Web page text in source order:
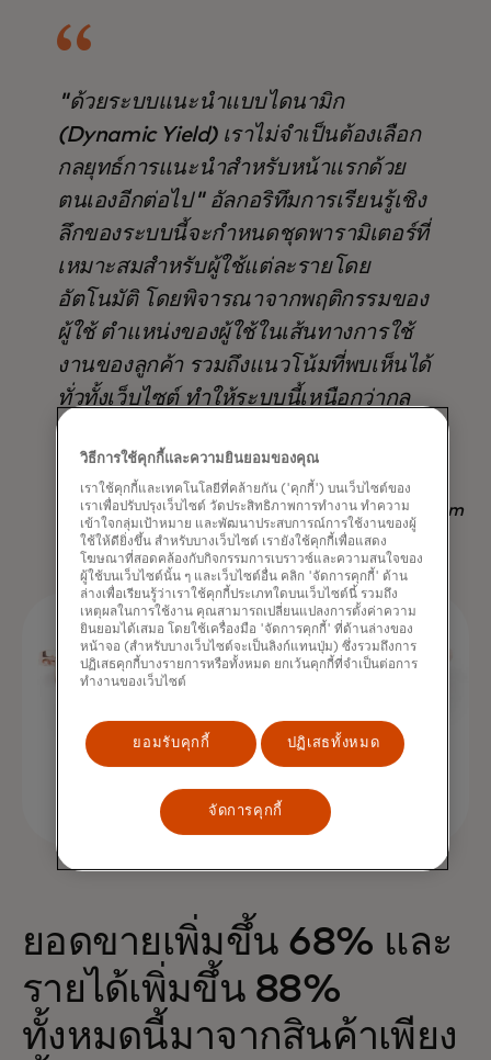
"ด้วยระบบแนะนำแบบไดนามิก
(Dynamic Yield) เราไม่จำเป็นต้องเลือก
กลยุทธ์การแนะนำสำหรับหน้าแรกด้วย
ตนเองอีกต่อไป" อัลกอริทึมการเรียนรู้เชิง
ลึกของระบบนี้จะกำหนดชุดพารามิเตอร์ที่
เหมาะสมสำหรับผู้ใช้แต่ละรายโดย
อัตโนมัติ โดยพิจารณาจากพฤติกรรมของ
ผู้ใช้ ตำแหน่งของผู้ใช้ในเส้นทางการใช้
งานของลูกค้า รวมถึงแนวโน้มที่พบเห็นได้
ทั่วทั้งเว็บไซต์ ทำให้ระบบนี้เหนือกว่ากล
ผลลัพธ์ แต่ยังช่วยประหยัดเวลาอีกด้วย
Nadav Yekutiel, Head of Data, GlassesUSA.com
ยอดขายเพิ่มขึ้น 68% และ
รายได้เพิ่มขึ้น 88%
ทั้งหมดนี้มาจากสินค้าเพียง
วิธีการใช้คุกกี้และความยินยอมของคุณ
เราใช้คุกกี้และเทคโนโลยีที่คล้ายกัน ('คุกกี้') บนเว็บไซต์ของ
เราเพื่อปรับปรุงเว็บไซต์ วัดประสิทธิภาพการทำงาน ทำความ
เข้าใจกลุ่มเป้าหมาย และพัฒนาประสบการณ์การใช้งานของผู้
ใช้ให้ดียิ่งขึ้น สำหรับบางเว็บไซต์ เรายังใช้คุกกี้เพื่อแสดง
โฆษณาที่สอดคล้องกับกิจกรรมการเบราวซ์และความสนใจของ
ผู้ใช้บนเว็บไซต์นั้น ๆ และเว็บไซต์อื่น คลิก 'จัดการคุกกี้' ด้าน
ล่างเพื่อเรียนรู้ว่าเราใช้คุกกี้ประเภทใดบนเว็บไซต์นี้ รวมถึง
เหตุผลในการใช้งาน คุณสามารถเปลี่ยนแปลงการตั้งค่าความ
ยินยอมได้เสมอ โดยใช้เครื่องมือ 'จัดการคุกกี้' ที่ด้านล่างของ
หน้าจอ (สำหรับบางเว็บไซต์จะเป็นลิงก์แทนปุ่ม) ซึ่งรวมถึงการ
ปฏิเสธคุกกี้บางรายการหรือทั้งหมด ยกเว้นคุกกี้ที่จำเป็นต่อการ
ทำงานของเว็บไซต์
ยอมรับคุกกี้ ปฏิเสธทั้งหมด
จัดการคุกกี้